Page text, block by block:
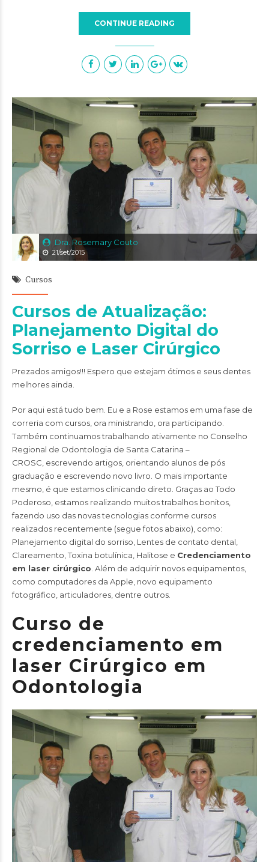
CONTINUE READING
Dra. Rosemary Couto
21/set/2015
Cursos
Cursos de Atualização:
Planejamento Digital do
Sorriso e Laser Cirúrgico
Prezados amigos!!! Espero que estejam ótimos e seus dentes
melhores ainda.
Por aqui está tudo bem. Eu e a Rose estamos em uma fase de
correria com cursos, ora ministrando, ora participando.
Também continuamos trabalhando ativamente no Conselho
Regional de Odontologia de Santa Catarina –
CROSC , escrevendo artigos, orientando alunos de pós
graduação e escrevendo novo livro. O mais importante
mesmo, é que estamos clinicando direto. Graças ao Todo
Poderoso, estamos realizando muitos trabalhos bonitos,
fazendo uso das novas tecnologias conforme cursos
realizados recentemente (segue fotos abaixo), como:
Planejamento digital do sorriso Lentes de contato dental
Clareamento ,Toxina botulínica Halitose e Credenciamento
em laser cirúrgico . Além de adquirir novos equipamentos,
como computadores da Apple, novo equipamento
fotográfico, articuladores, dentre outros.
Curso de
credenciamento em
laser Cirúrgico em
Odontologia